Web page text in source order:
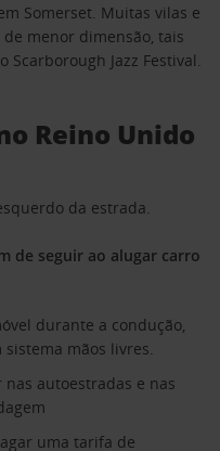
Somerset. Muitas vilas e
menor dimensão, tais
Scarborough Jazz Festival.
Reino Unido
da estrada.
de seguir ao alugar carro
durante a condução,
mãos livres.
autoestradas e nas
uma tarifa de